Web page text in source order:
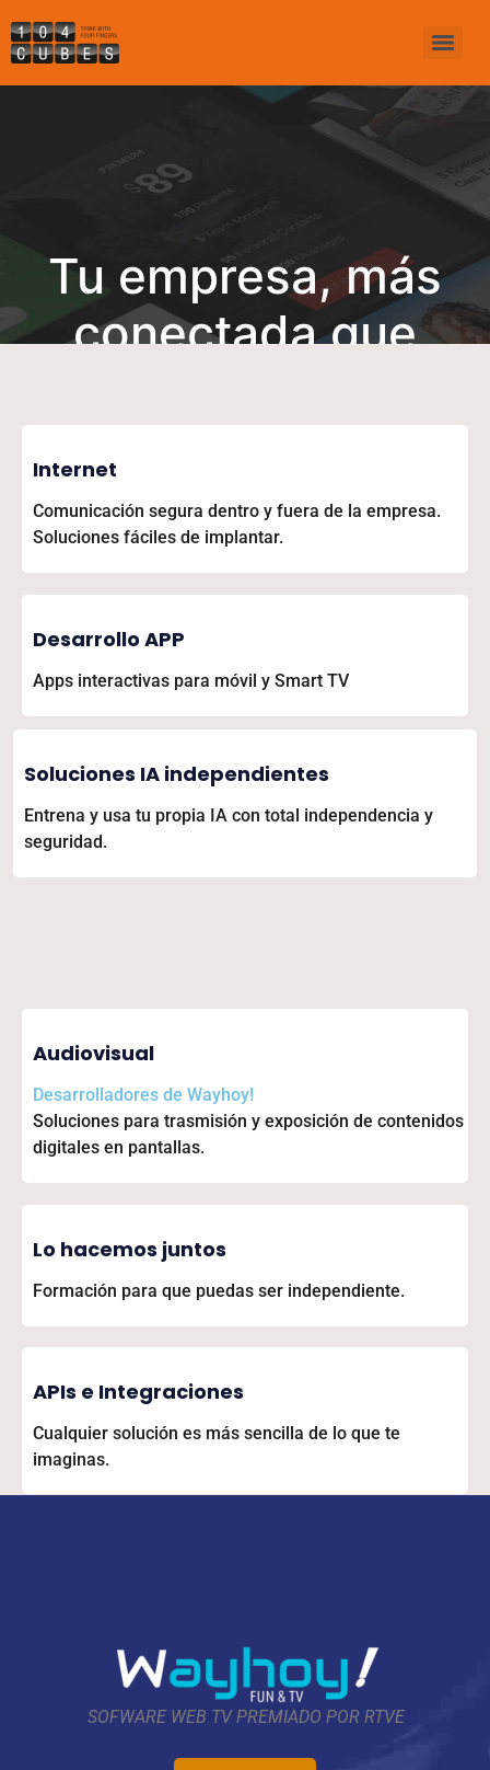
Tu empresa, más
conectada que
Internet
Comunicación segura dentro y fuera de la empresa.
Soluciones fáciles de implantar.
Desarrollo APP
Apps interactivas para móvil y Smart TV
Soluciones IA independientes
Entrena y usa tu propia IA con total independencia y
seguridad.
Audiovisual
Desarrolladores de Wayhoy!
Soluciones para trasmisión y exposición de contenidos
digitales en pantallas.
Lo hacemos juntos
Formación para que puedas ser independiente.
APIs e Integraciones
Cualquier solución es más sencilla de lo que te
imaginas.
SOFWARE WEB TV PREMIADO POR RTVE